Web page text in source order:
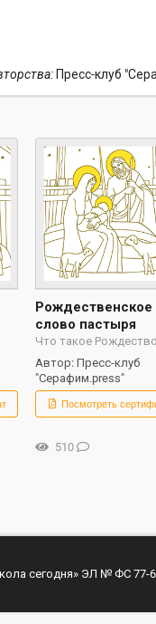
Пресс-клуб
Рождественское
слово пастыря
Что такое
Автор: Пресс-клуб
"Серафим.press"
Посмотреть
510
сегодня» ЭЛ № ФС 77-